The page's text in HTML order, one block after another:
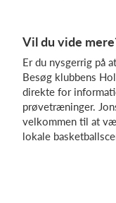
Vil du vide
Er du nysgerrig på
Besøg klubbens
direkte for
prøvetræninger.
velkommen til at
lokale